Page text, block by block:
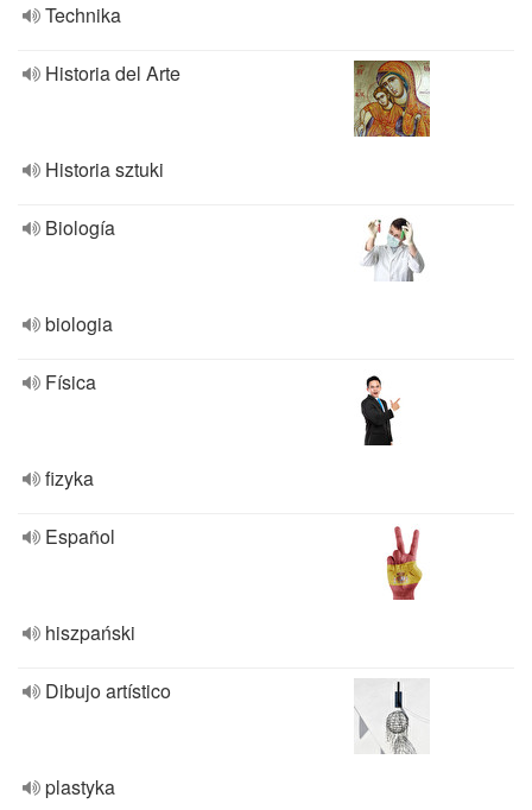
Technika
Historia del Arte
Historia sztuki
Biología
biologia
Física
fizyka
Español
hiszpański
Dibujo artístico
plastyka